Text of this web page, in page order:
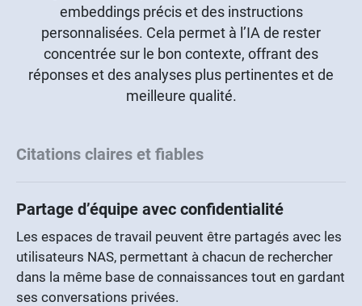
embeddings précis et des instructions
personnalisées. Cela permet à l’IA de rester
concentrée sur le bon contexte, offrant des
réponses et des analyses plus pertinentes et de
meilleure qualité.
Citations claires et fiables
Partage d’équipe avec confidentialité
Les espaces de travail peuvent être partagés avec les
utilisateurs NAS, permettant à chacun de rechercher
dans la même base de connaissances tout en gardant
ses conversations privées.